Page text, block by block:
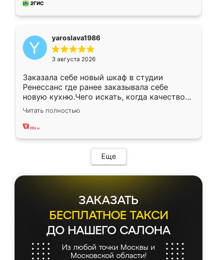
мебель за качественную работу!
yaroslava1986
3 августа 2026
Заказала себе новый шкаф в студии
Ренессанс где ранее заказывала себе
новую кухню.Чего искать, когда качеством
вполне довольна. Служит кухня уже почти
два года, нареканий нет.
Читать полностью
Еще
ЗАКАЗАТЬ
БЕСПЛАТНОЕ ТАКСИ
ДО НАШЕГО САЛОНА
Из любой точки Москвы и
Московской области!